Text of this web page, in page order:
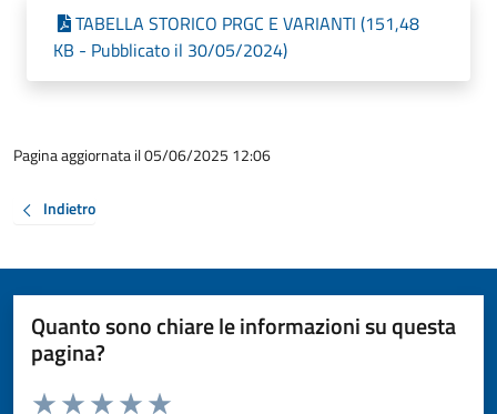
TABELLA STORICO PRGC E VARIANTI (151,48
KB - Pubblicato il 30/05/2024)
Pagina aggiornata il 05/06/2025 12:06
Indietro
Quanto sono chiare le informazioni su questa
pagina?
Valuta da 1 a 5 stelle la pagina